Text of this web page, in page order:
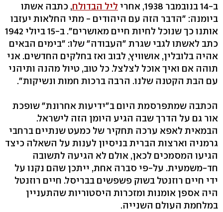
ב-14 בנובמבר 1938, אחרי ליל הבדולח, כתבה אשתו
ביומנה: "הדבר הזה עם היהודים - מתי החלאות יעזבו
אותנו כך שנוכל לחיות חיים מאושרים". ב-15 ביולי 1942
כתב לאשתו לגבי שגרת "העבודה" שלו: "בימים הבאים
אהיה בלובלין, אושוויץ, לבוב ואז בחלקים החדשים. אני
תוהה אם ואיך אוכל לצלצל. כל טוב, טיול מהנה ותיהני
עם הבת הקטנה שלנו. הרבה ברכות חמות ונשיקות".
הכתבה שמתפרסמת היום ב"ידיעות אחרונת" שופכת
אור גם על הדרך שבה הגיע היומן הזה לישראל.
הבמאית לאפא ערכה תחקיר של כמעט שנתיים ברחבי
גרמניה וארצות הברית בניסיון לענות על השאלה כיצד
הגיעו המסמכים לכאן, אולם לא הגיעה לתשובה
חד-משמעית. על-פי סברה אחת, ייתכן שהם נקנו על
ידי חיים רוזנטל בשוק פשפשים בבריסל. חיים רוזנטל
היה אספן אומנות ומזכרות היסטוריות שהתעניין
במלחמת העולם השנייה.